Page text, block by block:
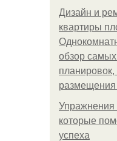
Дизайн и
квартиры
обзор
Упражнения
которые
успеха